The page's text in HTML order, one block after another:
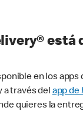
en los
a través del app de
quieres la